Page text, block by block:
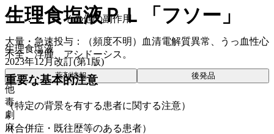
１１．２． その他の副作用
大量・急速投与：（頻度不明）血清電解質異常、うっ血性心
不全、浮腫、アシドーシス。
重要な基本的注意
（特定の背景を有する患者に関する注意）
（合併症・既往歴等のある患者）
生理食塩液ＰＬ「フソー」
生理食塩液
2023年12月改訂(第1版)
薬剤情報 後発品
他
毒
劇
麻